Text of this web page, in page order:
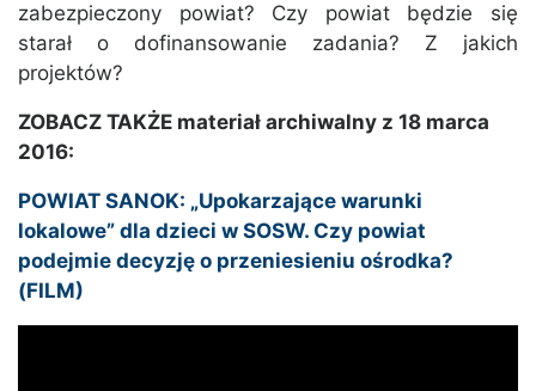
zabezpieczony powiat? Czy powiat będzie się
starał o dofinansowanie zadania? Z jakich
projektów?
ZOBACZ TAKŻE materiał archiwalny z 18 marca
2016:
POWIAT SANOK: „Upokarzające warunki
lokalowe” dla dzieci w SOSW. Czy powiat
podejmie decyzję o przeniesieniu ośrodka?
(FILM)